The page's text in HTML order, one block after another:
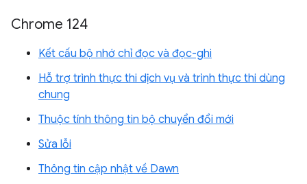
Chrome 124
Kết cấu bộ nhớ chỉ đọc và đọc-ghi
Hỗ trợ trình thực thi dịch vụ và trình thực thi dùng
chung
Thuộc tính thông tin bộ chuyển đổi mới
Sửa lỗi
Thông tin cập nhật về Dawn